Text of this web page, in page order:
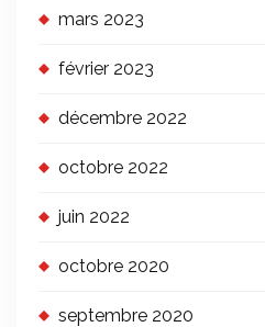
mars 2023
février 2023
décembre 2022
octobre 2022
juin 2022
octobre 2020
septembre 2020